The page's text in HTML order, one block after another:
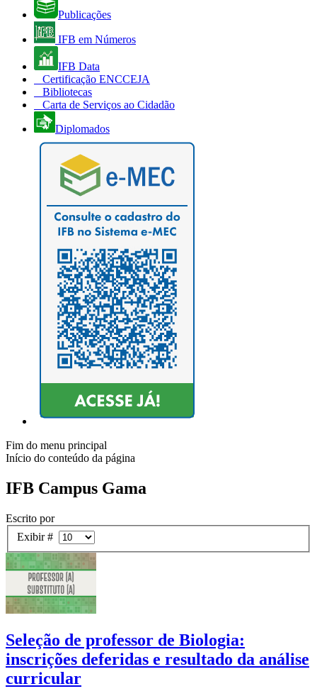
Publicações
IFB em Números
IFB Data
Certificação ENCCEJA
Bibliotecas
Carta de Serviços ao Cidadão
Diplomados
Fim do menu principal
Início do conteúdo da página
IFB Campus Gama
Escrito por
Exibir #
Seleção de professor de Biologia:
inscrições deferidas e resultado da análise
curricular